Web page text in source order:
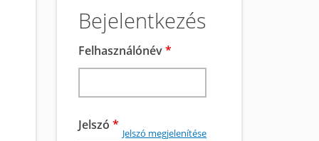
Bejelentkezés
Felhasználónév*
Jelszó *
Jelszó megjelenítése